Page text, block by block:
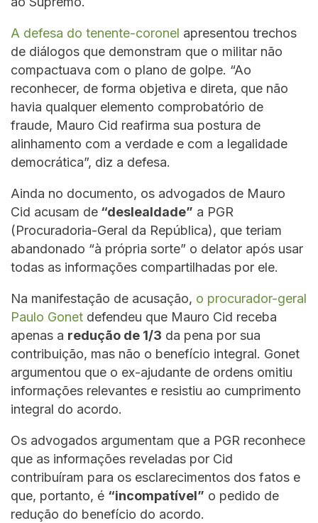
A defesa do tenente-coronel apresentou trechos
de diálogos que demonstram que o militar não
compactuava com o plano de golpe. “Ao
reconhecer, de forma objetiva e direta, que não
havia qualquer elemento comprobatório de
fraude, Mauro Cid reafirma sua postura de
alinhamento com a verdade e com a legalidade
democrática”, diz a defesa.
Ainda no documento, os advogados de Mauro
Cid acusam de “deslealdade” a PGR
(Procuradoria-Geral da República), que teriam
abandonado “à própria sorte” o delator após usar
todas as informações compartilhadas por ele.
Na manifestação de acusação, o procurador-geral
Paulo Gonet defendeu que Mauro Cid receba
apenas a redução de 1/3 da pena por sua
contribuição, mas não o benefício integral. Gonet
argumentou que o ex-ajudante de ordens omitiu
informações relevantes e resistiu ao cumprimento
integral do acordo.
Os advogados argumentam que a PGR reconhece
que as informações reveladas por Cid
contribuíram para os esclarecimentos dos fatos e
que, portanto, é “incompatível” o pedido de
redução do benefício do acordo.